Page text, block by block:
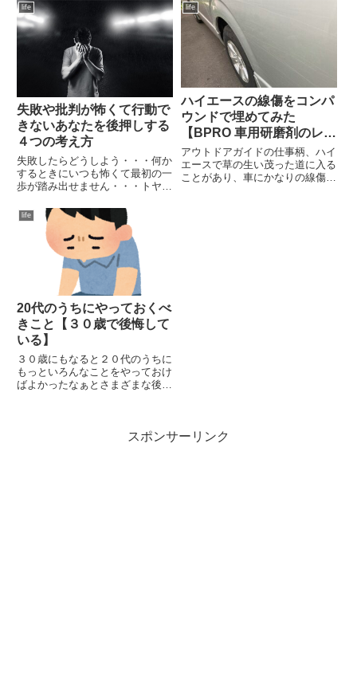
life
失敗や批判が怖くて行動で
きないあなたを後押しする
４つの考え方
失敗したらどうしよう・・・何か
するときにいつも怖くて最初の一
歩が踏み出せません・・・トヤガ
かに何か言われるんじゃないかっ
て無駄な心配ばかりしてなかなか
行動に移せないことがあります。
例えば・・・・ブログ始めたは
life
ハイエースの線傷をコンパ
ウンドで埋めてみた
【BPRO 車用研磨剤のレビ
ュー】
アウトドアガイドの仕事柄、ハイ
エースで草の生い茂った道に入る
ことがあり、車にかなりの線傷が
life
20代のうちにやっておくべ
きこと【３０歳で後悔して
いる】
３０歳にもなると２０代のうちに
もっといろんなことをやっておけ
ばよかったなぁとさまざまな後悔
たが２０代であれば、ぜひ参考にスポンサーリンク